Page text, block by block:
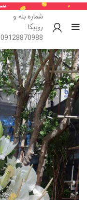
شماره بله و
روبیکا:
09128870988